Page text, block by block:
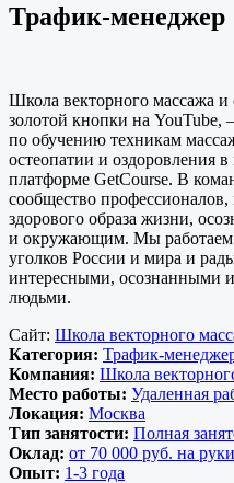
Трафик-менеджер
Школа векторного массажа и
золотой кнопки на
по обучению техникам
остеопатии и оздоровления
платформе GetCourse. В
сообщество
здорового образа жизни,
и окружающим. Мы работаем
уголков России и мира и
интересными, осознанными
людьми.
Сайт: Школа векторного
Категория: Трафик-
Компания: Школа
Место работы: Удаленная
Локация: Москва
Тип занятости: Полная
Оклад: от 70 000 руб. на руки
Опыт: 1-3 года